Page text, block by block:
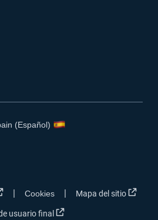
(Español)
Abrir en una nueva ventana
Cookies Mapa del sitio Abrir
usuario final Abrir en una nueva